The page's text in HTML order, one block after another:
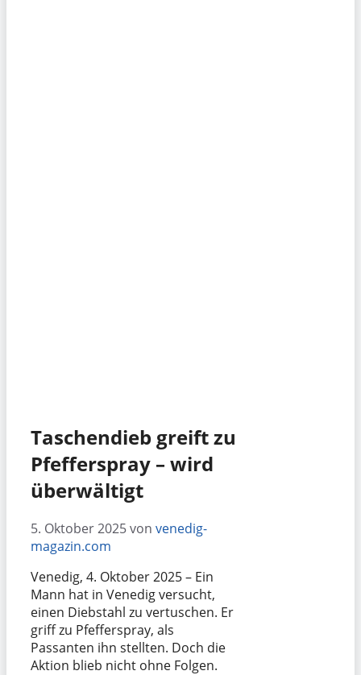
Taschendieb greift zu
Pfefferspray – wird
überwältigt
5. Oktober 2025von venedig-
magazin.com
Venedig, 4. Oktober 2025 – Ein
Mann hat in Venedig versucht,
einen Diebstahl zu vertuschen. Er
griff zu Pfefferspray, als
Passanten ihn stellten. Doch die
Aktion blieb nicht ohne Folgen.